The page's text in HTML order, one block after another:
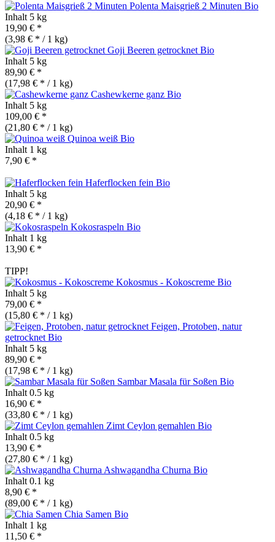
Polenta Maisgrieß 2 Minuten Bio
Inhalt 5 kg
19,90 € *
(3,98 € * / 1 kg)
Goji Beeren getrocknet Bio
Inhalt 5 kg
89,90 € *
(17,98 € * / 1 kg)
Cashewkerne ganz Bio
Inhalt 5 kg
109,00 € *
(21,80 € * / 1 kg)
Quinoa weiß Bio
Inhalt 1 kg
7,90 € *
Haferflocken fein Bio
Inhalt 5 kg
20,90 € *
(4,18 € * / 1 kg)
Kokosraspeln Bio
Inhalt 1 kg
13,90 € *
TIPP!
Kokosmus - Kokoscreme Bio
Inhalt 5 kg
79,00 € *
(15,80 € * / 1 kg)
Feigen, Protoben, natur
getrocknet Bio
Inhalt 5 kg
89,90 € *
(17,98 € * / 1 kg)
Sambar Masala für Soßen Bio
Inhalt 0.5 kg
16,90 € *
(33,80 € * / 1 kg)
Zimt Ceylon gemahlen Bio
Inhalt 0.5 kg
13,90 € *
(27,80 € * / 1 kg)
Ashwagandha Churna Bio
Inhalt 0.1 kg
8,90 € *
(89,00 € * / 1 kg)
Chia Samen Bio
Inhalt 1 kg
11,50 € *